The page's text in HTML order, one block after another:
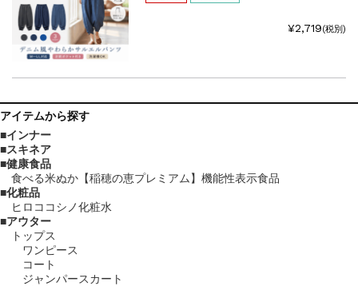
¥2,719(税別)
アイテムから探す
インナー
スキネア
健康食品
食べる米ぬか【稲穂の恵プレミアム】機能性表示食品
化粧品
ヒロココシノ化粧水
アウター
トップス
ワンピース
コート
ジャンパースカート